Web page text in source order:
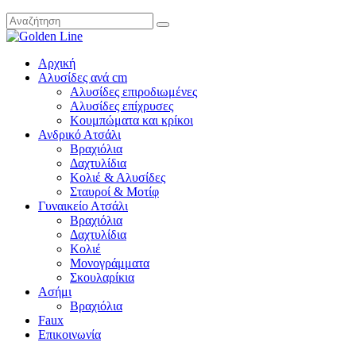
Αρχική
Αλυσίδες ανά cm
Αλυσίδες επιροδιωμένες
Αλυσίδες επίχρυσες
Κουμπώματα και κρίκοι
Ανδρικό Ατσάλι
Βραχιόλια
Δαχτυλίδια
Κολιέ & Αλυσίδες
Σταυροί & Μοτίφ
Γυναικείο Ατσάλι
Βραχιόλια
Δαχτυλίδια
Κολιέ
Μονογράμματα
Σκουλαρίκια
Ασήμι
Βραχιόλια
Faux
Επικοινωνία